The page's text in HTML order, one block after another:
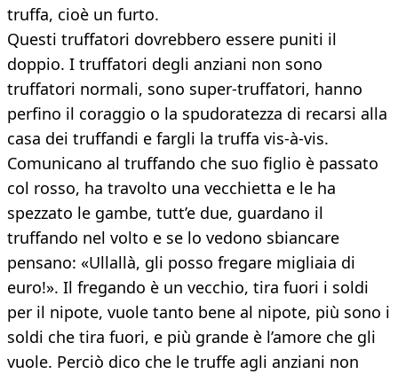
truffa, cioè un furto.
Questi truffatori dovrebbero essere puniti il
doppio. I truffatori degli anziani non sono
truffatori normali, sono super-truffatori, hanno
perfino il coraggio o la spudoratezza di recarsi alla
casa dei truffandi e fargli la truffa vis-à-vis.
Comunicano al truffando che suo figlio è passato
col rosso, ha travolto una vecchietta e le ha
spezzato le gambe, tutt’e due, guardano il
truffando nel volto e se lo vedono sbiancare
pensano: «Ullallà, gli posso fregare migliaia di
euro!». Il fregando è un vecchio, tira fuori i soldi
per il nipote, vuole tanto bene al nipote, più sono i
soldi che tira fuori, e più grande è l’amore che gli
vuole. Perciò dico che le truffe agli anziani non